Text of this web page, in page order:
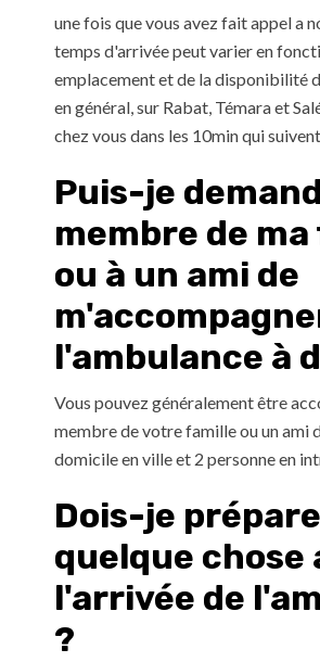
une fois que vous avez fait appel a
temps d'arrivée peut varier en
emplacement et de la disponibilité
en général, sur Rabat, Témara et
chez vous dans les 10min qui
Puis-je
membre de
ou à un ami de
l'ambulance à
Vous pouvez généralement être
membre de votre famille ou un ami
domicile en ville et 2 personne en
Dois-je
quelque chose
l'arrivée de
?